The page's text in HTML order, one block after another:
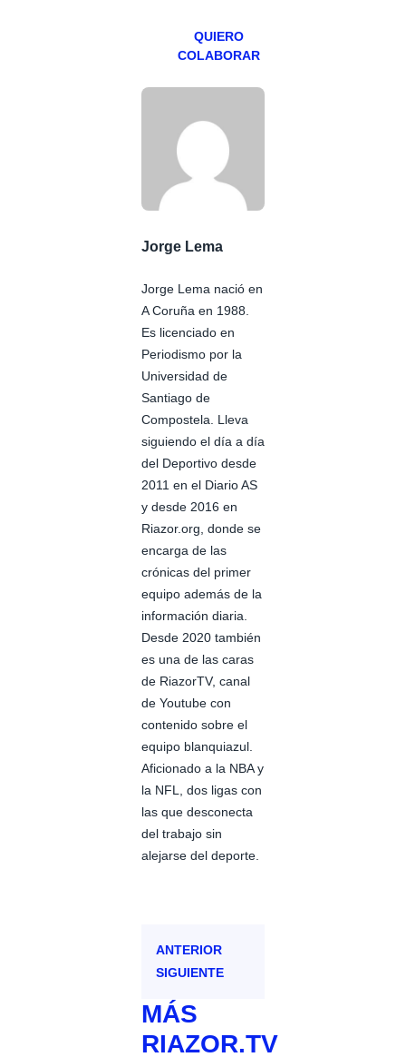
QUIERO
COLABORAR
Jorge Lema
Jorge Lema nació en
A Coruña en 1988.
Es licenciado en
Periodismo por la
Universidad de
Santiago de
Compostela. Lleva
siguiendo el día a día
del Deportivo desde
2011 en el Diario AS
y desde 2016 en
Riazor.org, donde se
encarga de las
crónicas del primer
equipo además de la
información diaria.
Desde 2020 también
es una de las caras
de RiazorTV, canal
de Youtube con
contenido sobre el
equipo blanquiazul.
Aficionado a la NBA y
la NFL, dos ligas con
las que desconecta
del trabajo sin
alejarse del deporte.
ANTERIOR
SIGUIENTE
MÁS
RIAZOR.TV